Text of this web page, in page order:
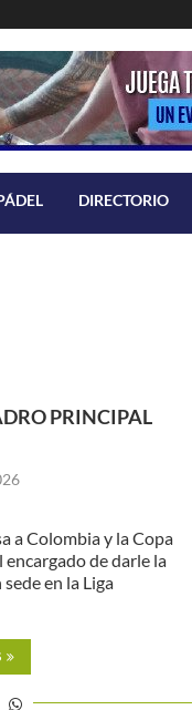
DIRECTORIO
PRINCIPAL
a Colombia y la Copa
de darle la
en la Liga